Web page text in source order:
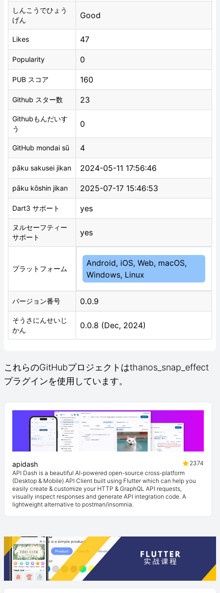
しんこうでひょう
げん
Good
Likes 47
Popularity 0
PUB スコア 160
Github スター数 23
Githubもんだいす
う
0
GitHub mondai sū 4
pāku sakusei jikan 2024-05-11 17:56:46
pāku kōshin jikan 2025-07-17 15:46:53
Dart3 サポート yes
ヌルセーフティー
サポート
yes
プラットフォーム
Android, iOS, Web, macOS,
Windows, Linux
バージョン番号 0.0.9
そうさにんせいじ
かん
0.0.8 (Dec, 2024)
これらのGitHubプロジェクトはthanos_snap_effect
プラグインを使用しています。
apidash
2374
API Dash is a beautiful AI-powered open-source cross-platform
(Desktop & Mobile) API Client built using Flutter which can help you
easily create & customize your HTTP & GraphQL API requests,
visually inspect responses and generate API integration code. A
lightweight alternative to postman/insomnia.